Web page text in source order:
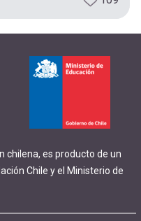
chilena, es producto de un
Chile y el Ministerio de